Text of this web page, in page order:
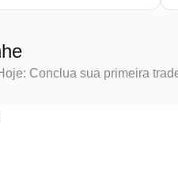
Conclua sua primeira